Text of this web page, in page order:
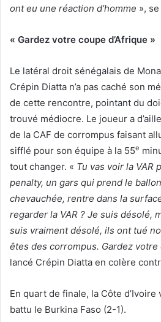
ont eu une réaction d’homme »,
« Gardez votre coupe d’Afrique »
Le latéral droit sénégalais de
Crépin Diatta n’a pas caché son
de cette rencontre, pointant du
trouvé médiocre. Le joueur a
de la CAF de corrompus faisant
sifflé pour son équipe à la 55e
tout changer. « Tu vas voir la VAR
penalty, un gars qui prend le
chevauchée, rentre dans la
regarder la VAR ? Je suis désolé,
suis vraiment désolé, ils ont tué
êtes des corrompus. Gardez votre
lancé Crépin Diatta en colère
En quart de finale, la Côte
battu le Burkina Faso (2-1).